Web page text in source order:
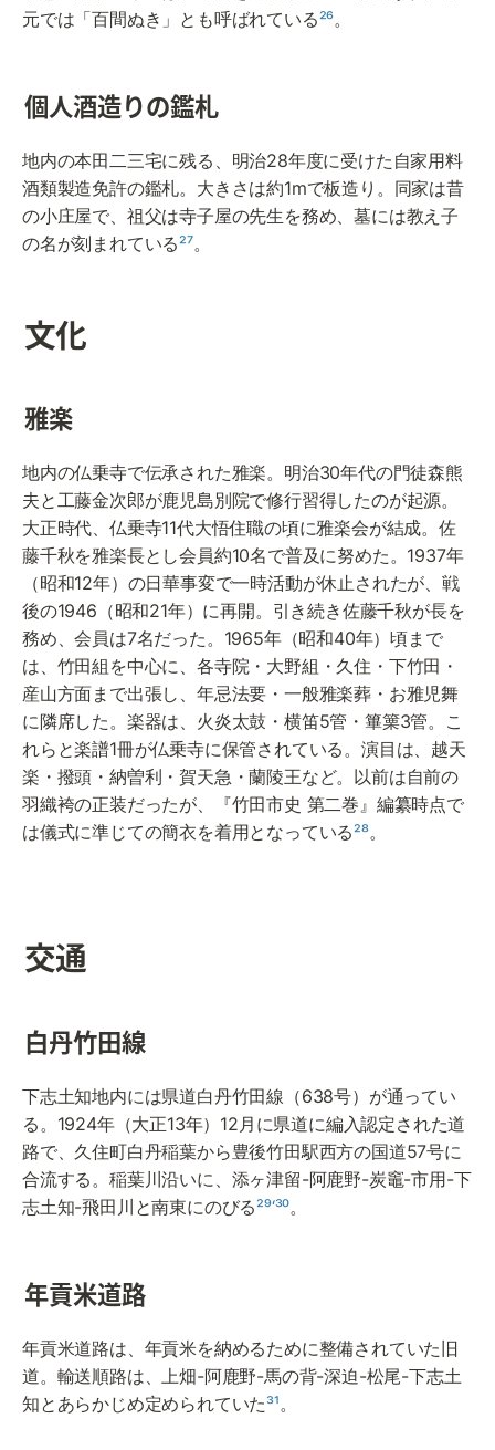
元では「百間ぬき」とも呼ばれている²⁶。
個人酒造りの鑑札
地内の本田二三宅に残る、明治28年度に受けた自家用料
酒類製造免許の鑑札。大きさは約1mで板造り。同家は昔
の小庄屋で、祖父は寺子屋の先生を務め、墓には教え子
の名が刻まれている²⁷。
文化
雅楽
地内の仏乗寺で伝承された雅楽。明治30年代の門徒森熊
夫と工藤金次郎が鹿児島別院で修行習得したのが起源。
大正時代、仏乗寺11代大悟住職の頃に雅楽会が結成。佐
藤千秋を雅楽長とし会員約10名で普及に努めた。1937年
（昭和12年）の日華事変で一時活動が休止されたが、戦
後の1946（昭和21年）に再開。引き続き佐藤千秋が長を
務め、会員は7名だった。1965年（昭和40年）頃まで
は、竹田組を中心に、各寺院・大野組・久住・下竹田・
産山方面まで出張し、年忌法要・一般雅楽葬・お雅児舞
に隣席した。楽器は、火炎太鼓・横笛5管・篳篥3管。こ
れらと楽譜1冊が仏乗寺に保管されている。演目は、越天
楽・撥頭・納曽利・賀天急・蘭陵王など。以前は自前の
羽織袴の正装だったが、『竹田市史 第二巻』編纂時点で
は儀式に準じての簡衣を着用となっている²⁸。
交通
白丹竹田線
下志土知地内には県道白丹竹田線（638号）が通ってい
る。1924年（大正13年）12月に県道に編入認定された道
路で、久住町白丹稲葉から豊後竹田駅西方の国道57号に
合流する。稲葉川沿いに、添ヶ津留-阿鹿野-炭竈-市用-下
志土知-飛田川と南東にのびる²⁹‘³⁰。
年貢米道路
年貢米道路は、年貢米を納めるために整備されていた旧
道。輸送順路は、上畑-阿鹿野-馬の背-深迫-松尾-下志土
知とあらかじめ定められていた³¹。